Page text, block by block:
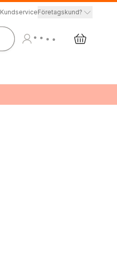
KundserviceFöretagskund?